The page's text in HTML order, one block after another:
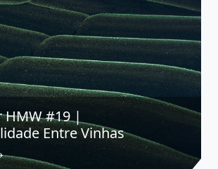
HMW #19 |
Entre Vinhas